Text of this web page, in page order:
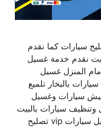
سيارات كما نقدم
نقدم خدمة غسيل
المنزل غسيل
بالبخار تلميع
سيارات وغسيل
سيارات بالبيت
تعقيم سيارات أمام المنزل غسيل سيارات vip تصليح